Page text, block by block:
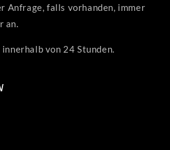
Anfrage, falls vorhanden, immer
an.
von 24 Stunden.